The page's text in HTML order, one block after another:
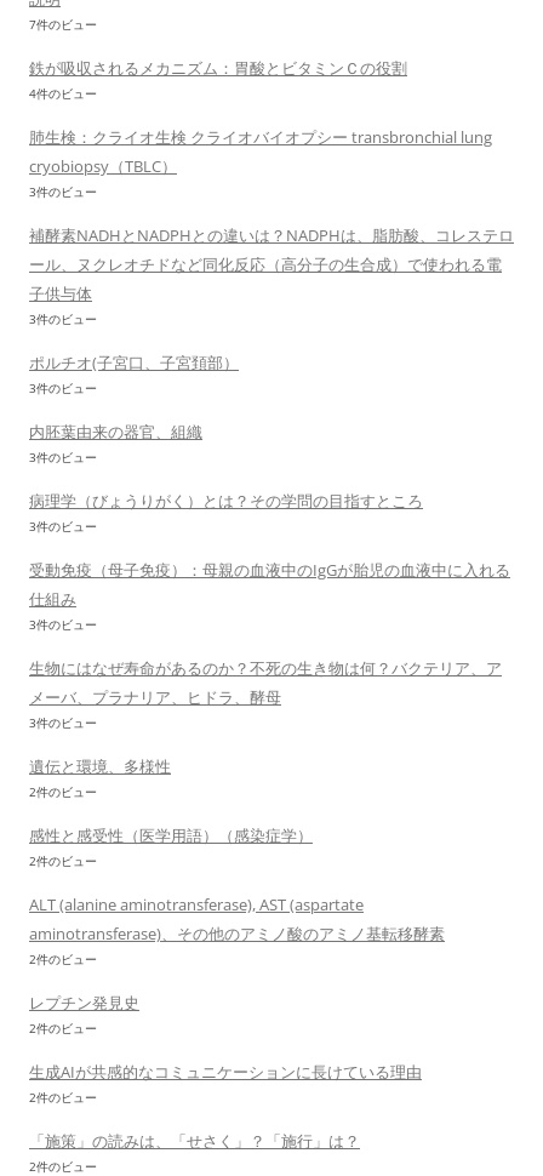
7件のビュー
鉄が吸収されるメカニズム：胃酸とビタミンＣの役割
4件のビュー
肺生検：クライオ生検 クライオバイオプシー transbronchial lung
cryobiopsy（TBLC）
3件のビュー
補酵素NADHとNADPHとの違いは？NADPHは、脂肪酸、コレステロ
ール、ヌクレオチドなど同化反応（高分子の生合成）で使われる電
子供与体
3件のビュー
ポルチオ(子宮口、子宮頚部）
3件のビュー
内胚葉由来の器官、組織
3件のビュー
病理学（びょうりがく）とは？その学問の目指すところ
3件のビュー
受動免疫（母子免疫）：母親の血液中のIgGが胎児の血液中に入れる
仕組み
3件のビュー
生物にはなぜ寿命があるのか？不死の生き物は何？バクテリア、ア
メーバ、プラナリア、ヒドラ、酵母
3件のビュー
遺伝と環境、多様性
2件のビュー
感性と感受性（医学用語）（感染症学）
2件のビュー
ALT (alanine aminotransferase), AST (aspartate
aminotransferase)、その他のアミノ酸のアミノ基転移酵素
2件のビュー
レプチン発見史
2件のビュー
生成AIが共感的なコミュニケーションに長けている理由
2件のビュー
「施策」の読みは、「せさく」？「施行」は？
2件のビュー